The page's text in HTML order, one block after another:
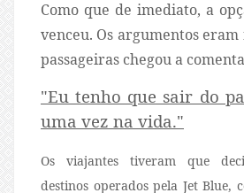
Como que de imediato, a
venceu. Os argumentos
passageiras chegou a
"Eu tenho que sair do
uma vez na vida."
Os viajantes tiveram que
destinos operados pela Jet Blue,